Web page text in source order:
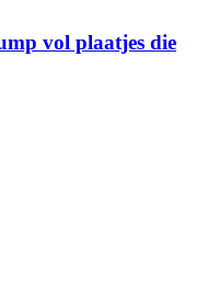
vol plaatjes die